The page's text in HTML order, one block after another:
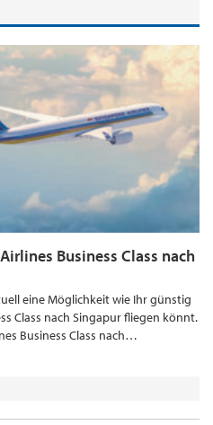
Business Class nach
eine Möglichkeit wie Ihr günstig
Class nach Singapur fliegen könnt.
Business Class nach…